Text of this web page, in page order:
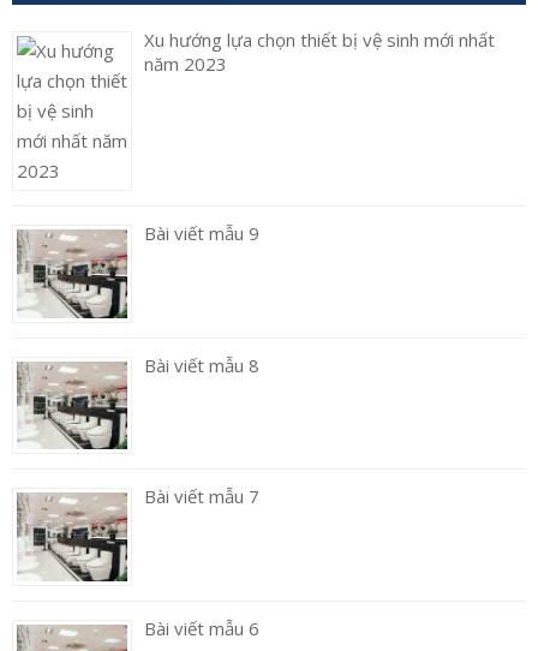
Xu hướng lựa chọn thiết bị vệ sinh mới nhất
năm 2023
Bài viết mẫu 9
Bài viết mẫu 8
Bài viết mẫu 7
Bài viết mẫu 6